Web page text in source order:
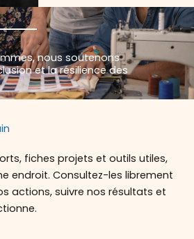
nous soutenons
et la résilience des
fiches projets et outils utiles,
endroit. Consultez-les librement
actions, suivre nos résultats et